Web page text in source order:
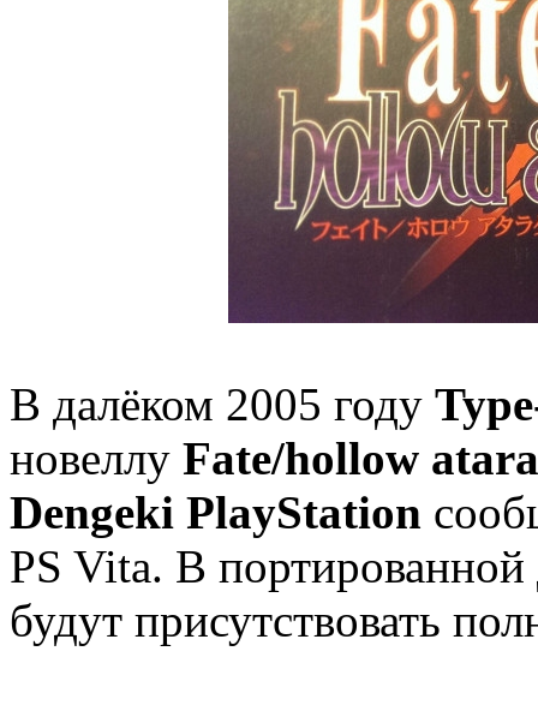
В далёком 2005 году
новеллу Fate/hollow
Dengeki PlayStation
PS Vita. В
будут присутствовать